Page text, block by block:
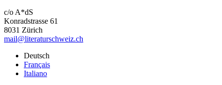
c/o A*dS
Konradstrasse 61
8031 Zürich
mail@literaturschweiz.ch
Deutsch
Français
Italiano